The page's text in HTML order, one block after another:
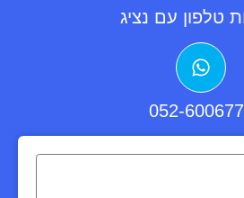
טלפון עם נציג
052-